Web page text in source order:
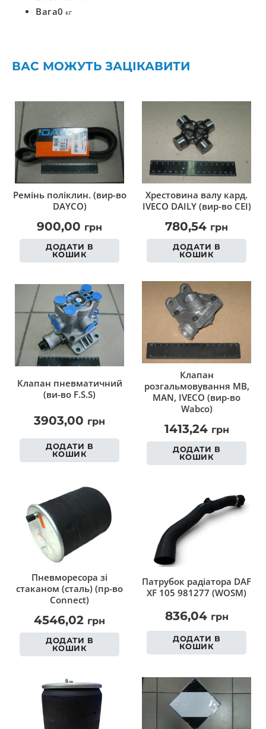
Вага0 кг
ВАС МОЖУТЬ ЗАЦІКАВИТИ
Ремінь поліклин. (вир-во
DAYCO)
900,00 грн
ДОДАТИ В
КОШИК
Хрестовина валу кард.
IVECO DAILY (вир-во CEI)
780,54 грн
ДОДАТИ В
КОШИК
Клапан пневматичний
(ви-во F.S.S)
3903,00 грн
ДОДАТИ В
КОШИК
Клапан
розгальмовування MB,
MAN, IVECO (вир-во
Wabco)
1413,24 грн
ДОДАТИ В
КОШИК
Пневморесора зі
стаканом (сталь) (пр-во
Connect)
4546,02 грн
ДОДАТИ В
КОШИК
Патрубок радіатора DAF
XF 105 981277 (WOSM)
836,04 грн
ДОДАТИ В
КОШИК